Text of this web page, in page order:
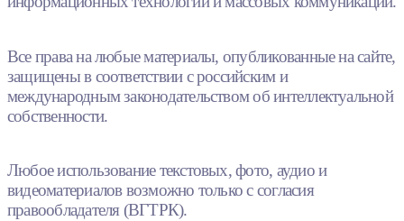
Все права на любые материалы, опубликованные на сайте,
защищены в соответствии с российским и
международным законодательством об интеллектуальной
собственности.
Любое использование текстовых, фото, аудио и
видеоматериалов возможно только с согласия
правообладателя (ВГТРК).